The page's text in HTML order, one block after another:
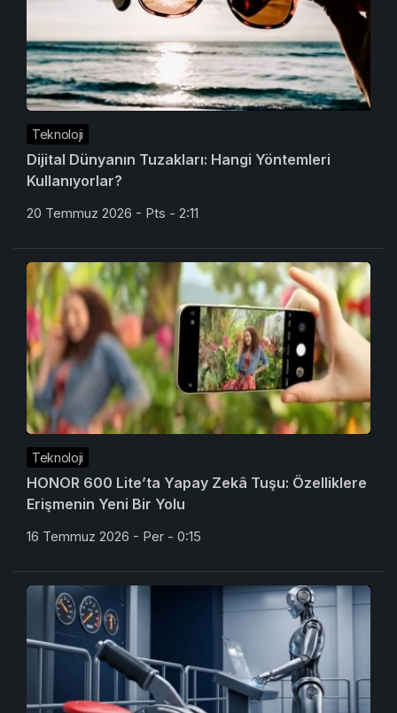
Teknoloji
Dijital Dünyanın Tuzakları: Hangi Yöntemleri
Kullanıyorlar?
20 Temmuz 2026 - Pts - 2:11
Teknoloji
HONOR 600 Lite’ta Yapay Zekâ Tuşu: Özelliklere
Erişmenin Yeni Bir Yolu
16 Temmuz 2026 - Per - 0:15